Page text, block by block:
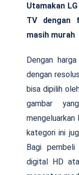
Utamakan
TV dengan
masih murah
Dengan
dengan
bisa dipilih
gambar
mengeluarkan
kategori ini
Bagi
digital HD